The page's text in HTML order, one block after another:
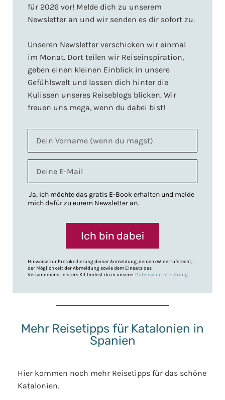
für 2026 vor! Melde dich zu unserem
Newsletter an und wir senden es dir sofort zu.
Unseren Newsletter verschicken wir einmal
im Monat. Dort teilen wir Reiseinspiration,
geben einen kleinen Einblick in unsere
Gefühlswelt und lassen dich hinter die
Kulissen unseres Reiseblogs blicken. Wir
freuen uns mega, wenn du dabei bist!
Ja, ich möchte das gratis E-Book erhalten und melde
mich dafür zu eurem Newsletter an.
Ich bin dabei
Hinweise zur Protokollierung deiner Anmeldung, deinem Widerrufsrecht,
der Möglichkeit der Abmeldung sowie dem Einsatz des
Versanddienstleisters Kit findest du in unserer Datenschutzerklärung.
Mehr Reisetipps für Katalonien in
Spanien
Hier kommen noch mehr Reisetipps für das schöne
Katalonien.